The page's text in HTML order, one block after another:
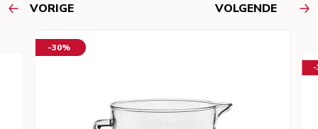
VORIGE VOLGENDE
-30%
-